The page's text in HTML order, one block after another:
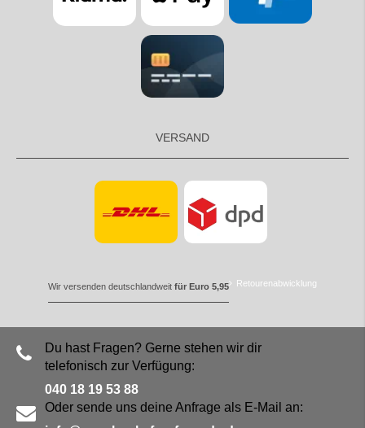
VERSAND
Wir versenden deutschlandweit für Euro 5,95 Retourenabwicklung
Du hast Fragen? Gerne stehen wir dir
telefonisch zur Verfügung:
040 18 19 53 88
Oder sende uns deine Anfrage als E-Mail an: